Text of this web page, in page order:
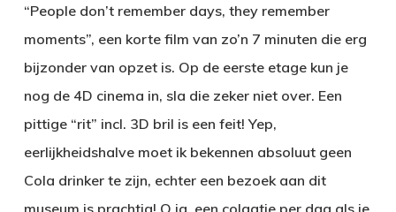
“People don’t remember days, they remember
moments”, een korte film van zo’n 7 minuten die erg
bijzonder van opzet is. Op de eerste etage kun je
nog de 4D cinema in, sla die zeker niet over. Een
pittige “rit” incl. 3D bril is een feit! Yep,
eerlijkheidshalve moet ik bekennen absoluut geen
Cola drinker te zijn, echter een bezoek aan dit
museum is prachtig! O ja, een colaatje per dag als je